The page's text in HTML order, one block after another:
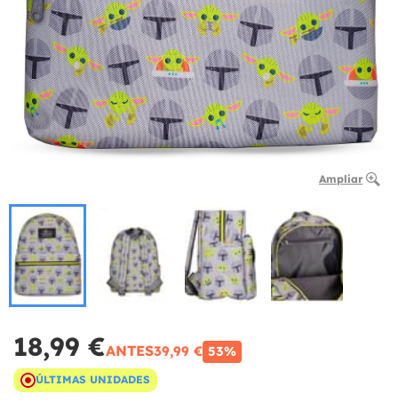
Ampliar
18,99 €ANTES39,99 € 53%
ÚLTIMAS UNIDADES